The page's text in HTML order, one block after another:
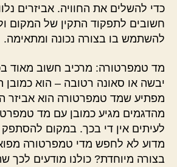
כדי להשלים את החוויה. אביזרים
חשובים לתפקוד התקין של המקום
להשתמש בו בצורה נכונה ומתאימה.
מד טמפרטורה: מרכיב חשוב מאוד
יבשה או סאונה רטובה – הוא כמובן
מפתיע שמד טמפרטורה הוא אביזר
מהדגמים מגיע כמובן עם מד
לעיתים אין די בכך. במקום
מדוע לא לחפש מדי טמפרטורה
בצורה מיוחדת? כולנו מודעים לכך